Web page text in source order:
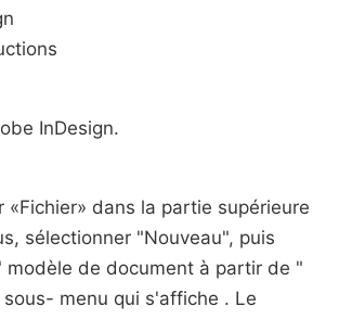
InDesign.
«Fichier» dans la partie supérieure
sélectionner "Nouveau", puis
modèle de document à partir de "
menu qui s'affiche . Le